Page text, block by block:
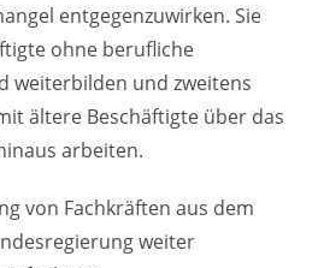
entgegenzuwirken. Sie
ohne berufliche
weiterbilden und zweitens
ältere Beschäftigte über das
arbeiten.
von Fachkräften aus dem
weiter